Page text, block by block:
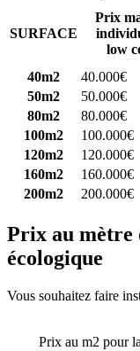
SURFACE
Prix
low
40m2
40.000€
50m2
50.000€
80m2
80.000€
100m2
100.000€
120m2
120.000€
160m2
160.000€
200m2
200.000€
Prix au mètre
écologique
Vous souhaitez faire
Prix au m2 pour